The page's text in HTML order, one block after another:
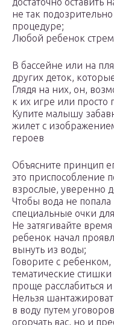
не так
процедуре;
Любой ребенок
В бассейне или на
других деток,
Глядя на них, он,
к их игре или просто
Купите малышу
жилет с
героев
Объясните принцип
это приспособление
взрослые, уверенно
Чтобы вода не
специальные очки
Не затягивайте
ребенок начал
вынуть из воды;
Говорите с
тематические
проще расслабиться
Нельзя
в воду путем
огорчать вас, но и